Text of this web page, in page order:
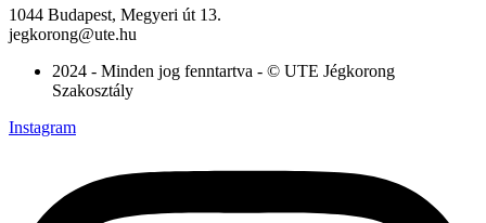
1044 Budapest, Megyeri út 13.
jegkorong@ute.hu
2024 - Minden jog fenntartva - © UTE Jégkorong
Szakosztály
Instagram